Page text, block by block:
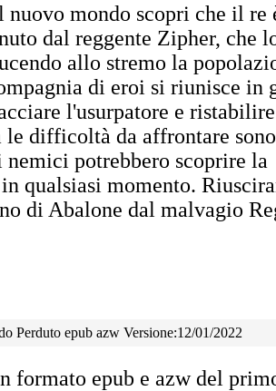
mondo scopri che il re
dal reggente Zipher, che
allo stremo la
di eroi si riunisce in
l'usurpatore e
le difficoltà da affrontare sono
potrebbero scoprire la
qualsiasi momento.
di Abalone dal malvagio
Perduto epub azw Versione:12/01/2022
formato epub e azw del